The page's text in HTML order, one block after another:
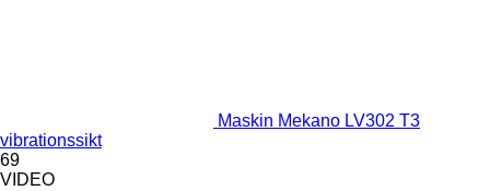
Maskin Mekano LV302 T3
vibrationssikt
69
VIDEO